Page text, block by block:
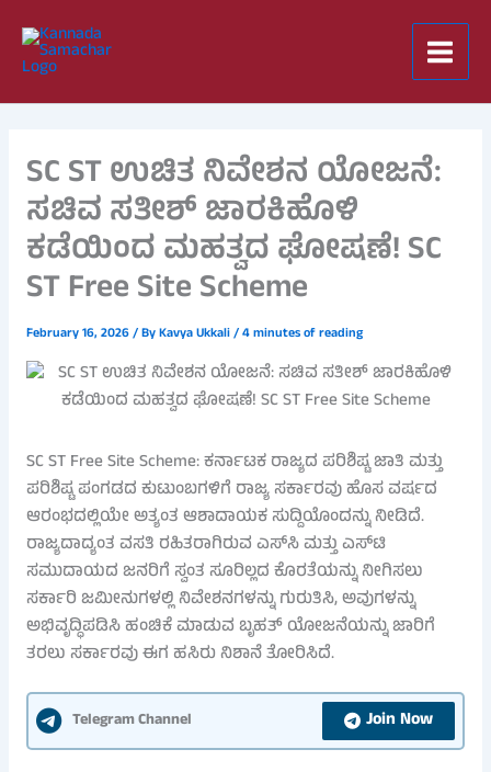
content
SC ST ಉಚಿತ ನಿವೇಶನ ಯೋಜನೆ:
ಸಚಿವ ಸತೀಶ್ ಜಾರಕಿಹೊಳಿ
ಕಡೆಯಿಂದ ಮಹತ್ವದ ಘೋಷಣೆ! SC
ST Free Site Scheme
February 16, 2026/ ByKavya Ukkali/4 minutes of reading
SC ST Free Site Scheme: ಕರ್ನಾಟಕ ರಾಜ್ಯದ ಪರಿಶಿಷ್ಟ ಜಾತಿ ಮತ್ತು
ಪರಿಶಿಷ್ಟ ಪಂಗಡದ ಕುಟುಂಬಗಳಿಗೆ ರಾಜ್ಯ ಸರ್ಕಾರವು ಹೊಸ ವರ್ಷದ
ಆರಂಭದಲ್ಲಿಯೇ ಅತ್ಯಂತ ಆಶಾದಾಯಕ ಸುದ್ದಿಯೊಂದನ್ನು ನೀಡಿದೆ.
ರಾಜ್ಯದಾದ್ಯಂತ ವಸತಿ ರಹಿತರಾಗಿರುವ ಎಸ್‌ಸಿ ಮತ್ತು ಎಸ್‌ಟಿ
ಸಮುದಾಯದ ಜನರಿಗೆ ಸ್ವಂತ ಸೂರಿಲ್ಲದ ಕೊರತೆಯನ್ನು ನೀಗಿಸಲು
ಸರ್ಕಾರಿ ಜಮೀನುಗಳಲ್ಲಿ ನಿವೇಶನಗಳನ್ನು ಗುರುತಿಸಿ, ಅವುಗಳನ್ನು
ಅಭಿವೃದ್ಧಿಪಡಿಸಿ ಹಂಚಿಕೆ ಮಾಡುವ ಬೃಹತ್ ಯೋಜನೆಯನ್ನು ಜಾರಿಗೆ
ತರಲು ಸರ್ಕಾರವು ಈಗ ಹಸಿರು ನಿಶಾನೆ ತೋರಿಸಿದೆ.
Telegram Channel Join Now